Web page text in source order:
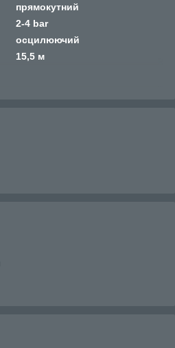
прямокутний
2-4 bar
осцилюючий
15,5 м